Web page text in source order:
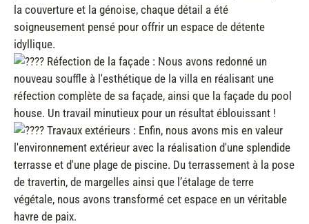
la couverture et la génoise, chaque détail a été
soigneusement pensé pour offrir un espace de détente
idyllique.
Réfection de la façade : Nous avons redonné un
nouveau souffle à l'esthétique de la villa en réalisant une
réfection complète de sa façade, ainsi que la façade du pool
house. Un travail minutieux pour un résultat éblouissant !
Travaux extérieurs : Enfin, nous avons mis en valeur
l'environnement extérieur avec la réalisation d'une splendide
terrasse et d'une plage de piscine. Du terrassement à la pose
de travertin, de margelles ainsi que l’étalage de terre
végétale, nous avons transformé cet espace en un véritable
havre de paix.